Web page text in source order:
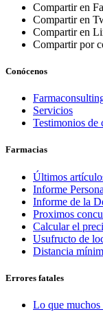
Compartir en
Compartir en
Compartir en
Compartir por
Conócenos
Servicios
Testimonios de
Farmacias
Últimos
Informe
Informe de la
Proximos
Calcular el
Usufructo de
Distancia
Errores fatales
Lo que muchos